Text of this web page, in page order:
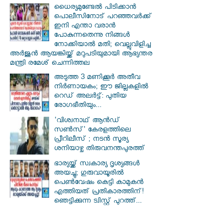
ധൈര്യമുണ്ടേൽ പിടിക്കാൻ
പൊലീസിനോട് പറഞ്ഞവർക്ക്
ഇനി എന്താ വരാൻ
പോകുന്നതെന്നു നിങ്ങൾ
നോക്കിയാൽ മതി; വെല്ലുവിളിച്ച
അർജുൻ ആയങ്കിയ്ക്ക് മറുപടിയുമായി ആഭ്യന്തര
മന്ത്രി രമേശ് ചെന്നിത്തല
അടുത്ത 3 മണിക്കൂർ അതീവ
നിർണായകം; ഈ ജില്ലകളിൽ
റെഡ് അലർട്ട്: പുതിയ
രോഗഭീതിയും...
'വിശ്വനാഥ് ആന്‍ഡ്
സണ്‍സ്' കേരളത്തിലെ
പ്രീറിലീസ് ; നടന്‍ സൂര്യ
ശനിയാഴ്ച തിരുവനന്തപുരത്ത്
ഭാര്യയ്ക്ക് സ്വകാര്യ ദൃശ്യങ്ങൾ
അയച്ചു; ഗുരുവായൂരിൽ
പെൺവേഷം കെട്ടി കാമുകൻ
എത്തിയത് പ്രതികാരത്തിന്!
ഞെട്ടിക്കുന്ന ട്വിസ്റ്റ് പുറത്ത്...